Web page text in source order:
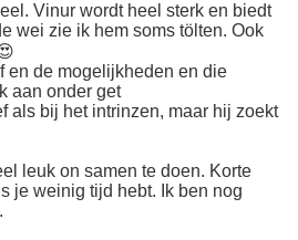
Vinur wordt heel sterk en biedt
wei zie ik hem soms tölten. Ook
en de mogelijkheden en die
aan onder get
als bij het intrinzen, maar hij zoekt
leuk on samen te doen. Korte
je weinig tijd hebt. Ik ben nog